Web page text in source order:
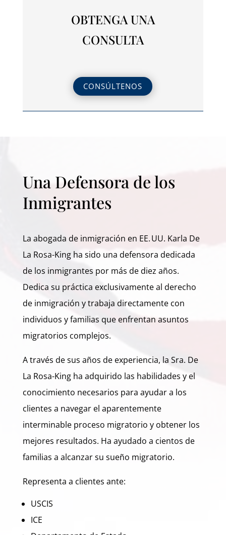
OBTENGA UNA
CONSULTA
CONSÚLTENOS
Una Defensora de los
Inmigrantes
La abogada de inmigración en EE. UU. Karla De
La Rosa-King ha sido una defensora dedicada
de los inmigrantes por más de diez años.
Dedica su práctica exclusivamente al derecho
de inmigración y trabaja directamente con
individuos y familias que enfrentan asuntos
migratorios complejos.
A través de sus años de experiencia, la Sra. De
La Rosa-King ha adquirido las habilidades y el
conocimiento necesarios para ayudar a los
clientes a navegar el aparentemente
interminable proceso migratorio y obtener los
mejores resultados. Ha ayudado a cientos de
familias a alcanzar su sueño migratorio.
Representa a clientes ante:
USCIS
ICE